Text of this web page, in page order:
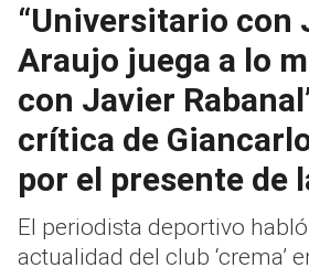
“Universitario con
Araujo juega a lo
con Javier
crítica de
por el presente de la
El periodista deportivo
actualidad del club ‘crema’